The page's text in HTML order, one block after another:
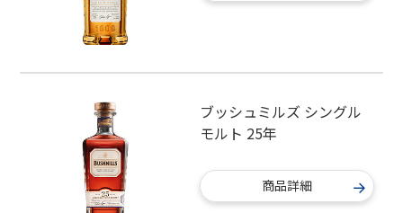
ブッシュミルズ シングル
モルト 25年
商品詳細